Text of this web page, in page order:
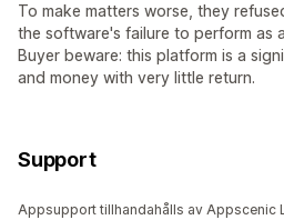
To make matters worse, they
the software's failure to perform as
Buyer beware: this platform is a
and money with very little return.
Support
Appsupport tillhandahålls av Appscenic